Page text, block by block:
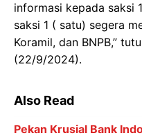
informasi kepada saksi
saksi 1 ( satu) segera
Koramil, dan BNPB,”
(22/9/2024).
Also Read
Pekan Krusial Bank